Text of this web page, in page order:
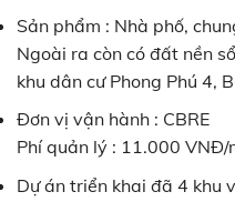
Sản phẩm : Nhà phố,
Ngoài ra còn có đất nền
khu dân cư Phong Phú 4,
Đơn vị vận hành : CBRE
Phí quản lý : 11.000 VNĐ/
Dự án triển khai đã 4 khu